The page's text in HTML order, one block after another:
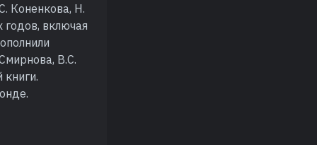
Коненкова, Н.
годов, включая
В.С.